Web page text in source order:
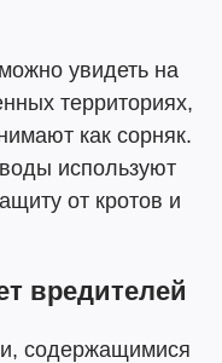
увидеть на
территориях,
как сорняк.
используют
от кротов и
вредителей
содержащимися